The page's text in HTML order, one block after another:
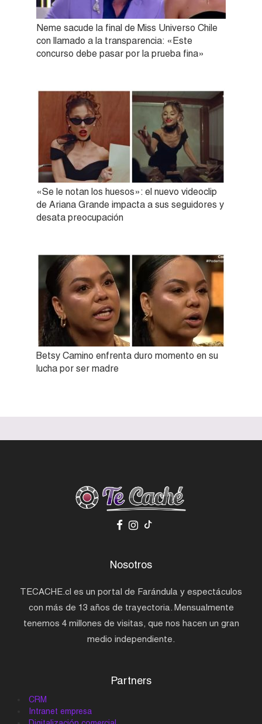
Neme sacude la final de Miss Universo Chile
con llamado a la transparencia: «Este
concurso debe pasar por la prueba fina»
«Se le notan los huesos»: el nuevo videoclip
de Ariana Grande impacta a sus seguidores y
desata preocupación
Betsy Camino enfrenta duro momento en su
lucha por ser madre
Nosotros
TECACHE.cl es un portal de Farándula y espectáculos
con más de 13 años de trayectoria. Mensualmente
tenemos 4 millones de visitas, que nos hacen un gran
medio independiente.
Partners
CRM
Intranet empresa